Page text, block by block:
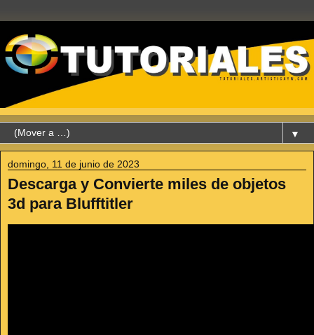
▼
domingo, 11 de junio de 2023
Descarga y Convierte miles de objetos
3d para Blufftitler